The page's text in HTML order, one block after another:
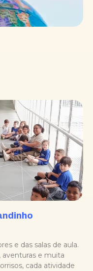
e das salas de aula.
aventuras e muita
cada atividade